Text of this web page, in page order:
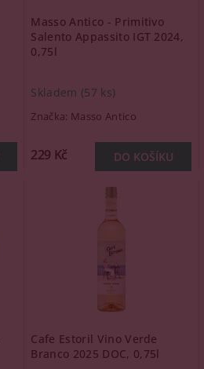
Masso Antico - Primitivo
Salento Appassito IGT 2024,
0,75l
Skladem (57 ks)
Značka: Masso Antico
229 Kč
Cafe Estoril Vino Verde
Branco 2025 DOC, 0,75l